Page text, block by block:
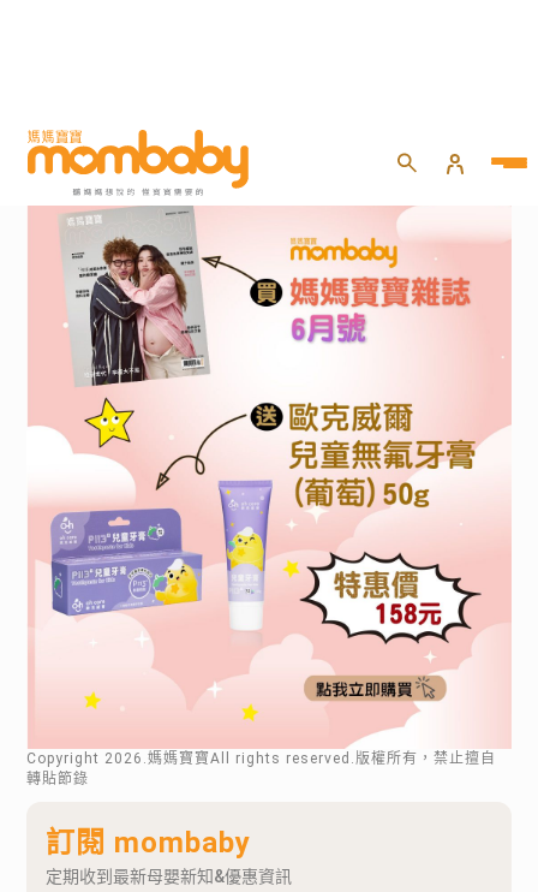
Copyright 2026 .媽媽寶寶All rights reserved.版權所有，禁止擅自
轉貼節錄
訂閱 mombaby
定期收到最新母嬰新知&優惠資訊